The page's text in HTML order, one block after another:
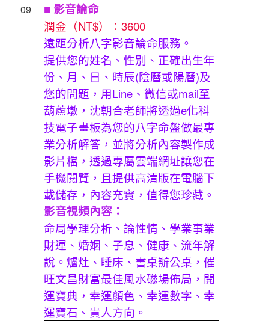
09 ■ 影音論命
潤金（NT$）：3600
遠距分析八字影音論命服務。
提供您的姓名、性別、正確出生年
份、月、日、時辰(陰曆或陽曆)及
您的問題，用Line、微信或mail至
葫蘆墩，沈朝合老師將透過e化科
技電子畫板為您的八字命盤做最專
業分析解答，並將分析內容製作成
影片檔，透過專屬雲端網址讓您在
手機閱覽，且提供高清版在電腦下
載儲存，內容充實，值得您珍藏。
影音視頻內容：
命局學理分析、論性情、學業事業
財運、婚姻、子息、健康、流年解
說。爐灶、睡床、書桌辦公桌，催
旺文昌財富最佳風水磁場佈局，開
運寶典，幸運顏色、幸運數字、幸
運寶石、貴人方向。